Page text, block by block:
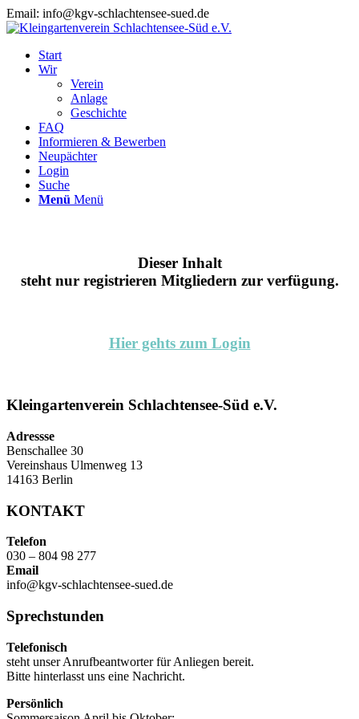
Email: info@kgv-schlachtensee-sued.de
Start
Wir
Verein
Anlage
Geschichte
FAQ
Informieren & Bewerben
Neupächter
Login
Suche
Menü Menü
Dieser Inhalt
steht nur registrieren Mitgliedern zur verfügung.
Hier gehts zum Login
Kleingartenverein Schlachtensee-Süd e.V.
Adressse
Benschallee 30
Vereinshaus Ulmenweg 13
14163 Berlin
KONTAKT
Telefon
030 – 804 98 277
Email
info@kgv-schlachtensee-sued.de
Sprechstunden
Telefonisch
steht unser Anrufbeantworter für Anliegen bereit.
Bitte hinterlasst uns eine Nachricht.
Persönlich